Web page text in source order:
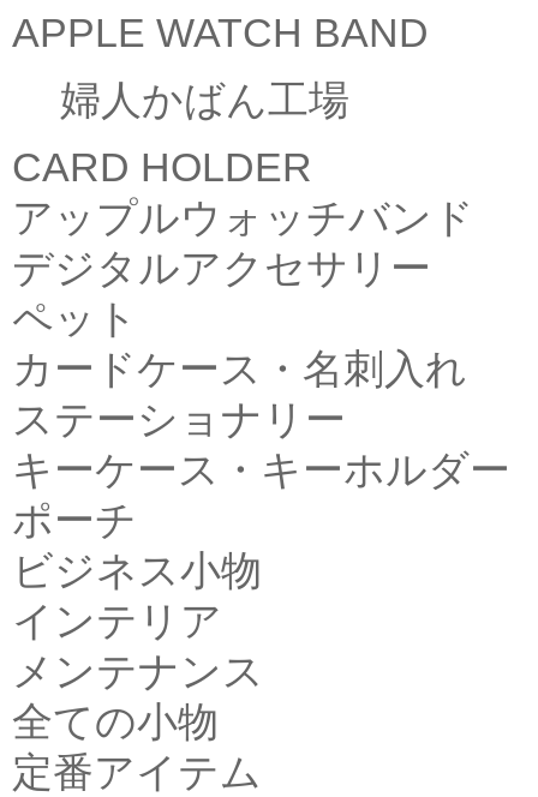
APPLE WATCH BAND
婦人かばん工場
CARD HOLDER
アップルウォッチバンド
デジタルアクセサリー
ペット
カードケース・名刺入れ
ステーショナリー
キーケース・キーホルダー
ポーチ
ビジネス小物
インテリア
メンテナンス
全ての小物
定番アイテム